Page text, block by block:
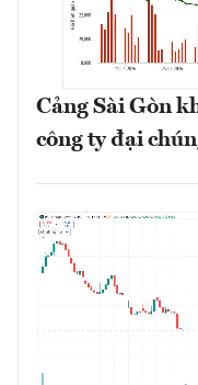
Cảng Sài Gòn
công ty đại